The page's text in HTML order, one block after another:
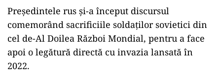
Președintele rus și-a început discursul
comemorând sacrificiile soldaților sovietici din
cel de-Al Doilea Război Mondial, pentru a face
apoi o legătură directă cu invazia lansată în
2022.